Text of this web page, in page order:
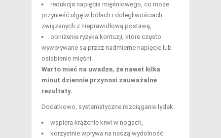
redukcja napięcia mięśniowego, co może
przynieść ulgę w bólach i dolegliwościach
związanych z nieprawidłową postawą,
obniżenie ryzyka kontuzji, które często
wywoływane są przez nadmierne napięcie lub
osłabienie mięśni.
Warto mieć na uwadze, że nawet kilka
minut dziennie przynosi zauważalne
rezultaty.
Dodatkowo, systematyczne rozciąganie łydek:
wspiera krążenie krwi w nogach,
korzystnie wpływa na naszą wydolność